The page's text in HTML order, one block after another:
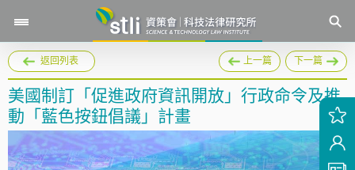
返回列表 上一篇 下一篇
美國制訂「促進政府資訊開放」行政命令及推
動「藍色按鈕倡議」計畫